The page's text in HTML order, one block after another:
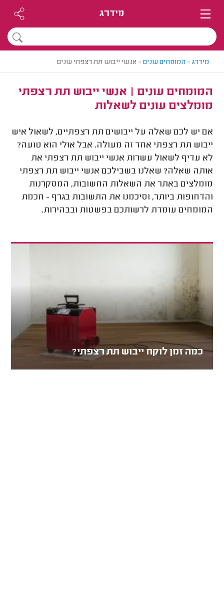
מידרג
מידרג> המומחים עונים> אנשי ייבוש תת רצפתי עונים
המומחים עונים | אנשי ייבוש תת רצפתי
מומלצים עונים לשאלות
אם יש לכם שאלה על ייבושים תת רצפתיים, לשאול איש
ייבוש תת רצפתי אחד זה מעולה. אבל אולי הוא טועה?
לא עדיף לשאול עשרות אנשי ייבוש תת רצפתי את
אותה שאלה? שאלנו בשבילכם אנשי ייבוש תת רצפתי
מומלצים באתר את השאלות החשובות, המסקרנות
והדחופות ביותר, וסיכמנו את התשובות בגרף - חכמת
המומחים עומדת לרשותכם בפשטות ובבהירות.
כמה זמן לוקח ייבוש תת רצפתי?